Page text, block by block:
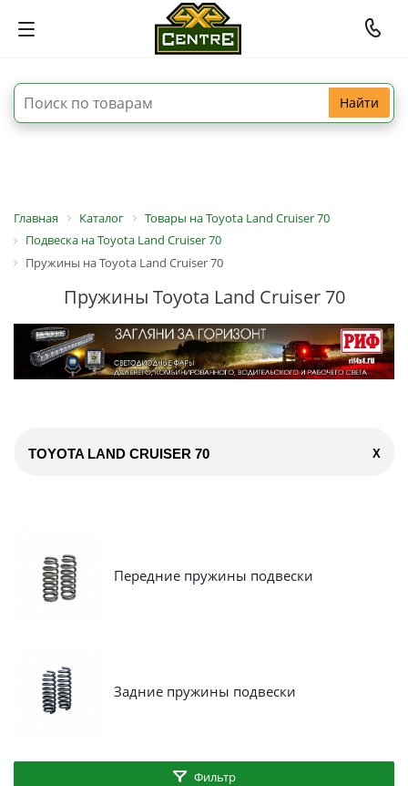
Найти
Главная Каталог
Товары на Toyota Land Cruiser 70
Подвеска на Toyota Land Cruiser 70
Пружины на Toyota Land Cruiser 70
Пружины Toyota Land Cruiser 70
TOYOTA LAND CRUISER 70 X
Передние пружины подвески
Задние пружины подвески
Фильтр